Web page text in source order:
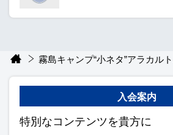
霧島キャンプ“小ネタ”アラカル
入会案内
特別なコンテンツを貴方に